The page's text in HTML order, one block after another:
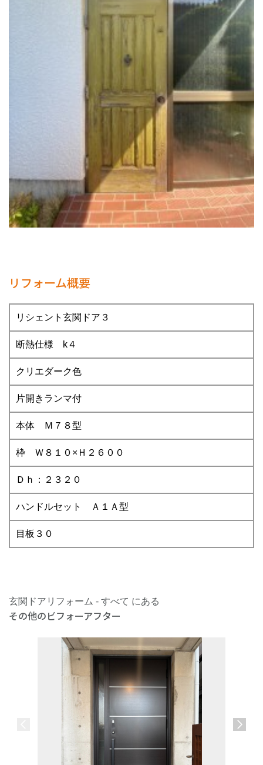
リフォーム概要
リシェント玄関ドア３
断熱仕様 k４
クリエダーク色
片開きランマ付
本体 Ｍ７８型
枠 Ｗ８１０×Ｈ２６００
Ｄｈ：２３２０
ハンドルセット Ａ１Ａ型
目板３０
玄関ドアリフォーム - すべて にある
その他のビフォーアフター